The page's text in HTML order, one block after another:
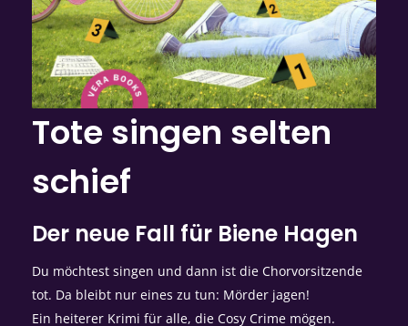
Tote singen selten
schief
Der neue Fall für Biene Hagen
Du möchtest singen und dann ist die Chorvorsitzende
tot. Da bleibt nur eines zu tun: Mörder jagen!
Ein heiterer Krimi für alle, die Cosy Crime mögen.